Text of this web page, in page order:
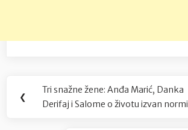
Navigacija
objava
❮
Previous
Post:
Tri snažne žene: Anđa Marić, Danka
Derifaj i Salome o životu izvan normi